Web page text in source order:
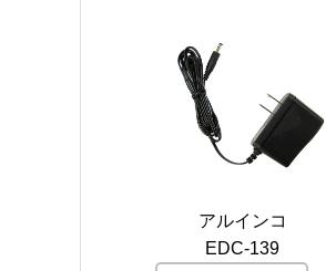
アルインコ
EDC-139